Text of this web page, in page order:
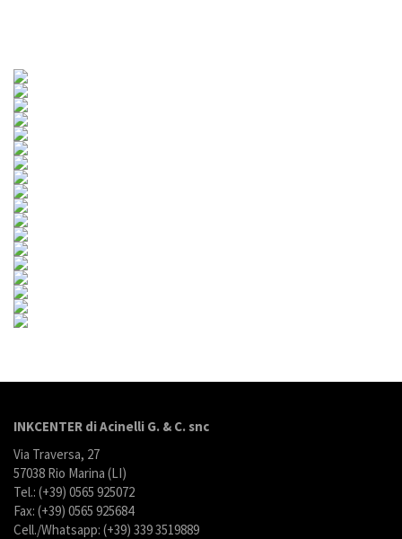
INKCENTER di Acinelli G. & C. snc
Via Traversa, 27
57038 Rio Marina (LI)
Tel.: (+39) 0565 925072
Fax: (+39) 0565 925684
Cell./Whatsapp: (+39) 339 3519889